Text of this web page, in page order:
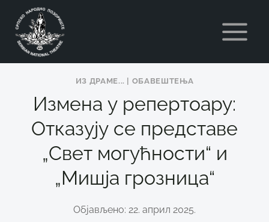
content
ИЗ ДРАМЕ... ОБАВЕШТЕЊА
Измена у репертоару:
Отказују се представе
„Свет могућности“ и
„Мишја грозница“
Објављено: 22. април 2025.